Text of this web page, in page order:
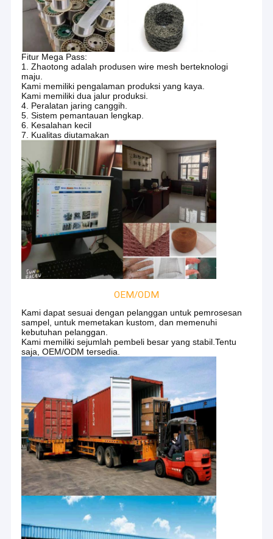
Mesin Cuci Wire Mesh
Bola Pembersih Stainless Steel
pita kawat rajutan
Peredam Bantalan Logam
Kain Rajutan Mesh
Tembaga Rajutan Mesh
Anyaman kawat
jala pad demister
Aluminium Foil Mesh
Aluminium Filter Mesh
Mesh Kawat Sinter
Fitur Mega Pass:
1. Zhaotong adalah produsen wire mesh berteknologi
maju.
Kami memiliki pengalaman produksi yang kaya.
Kami memiliki dua jalur produksi.
4. Peralatan jaring canggih.
5. Sistem pemantauan lengkap.
6. Kesalahan kecil
7. Kualitas diutamakan
OEM/ODM
Kami dapat sesuai dengan pelanggan untuk pemrosesan
sampel, untuk memetakan kustom, dan memenuhi
kebutuhan pelanggan.
Kami memiliki sejumlah pembeli besar yang stabil.Tentu
saja, OEM/ODM tersedia.
Kami produsen jujur ​​sedang menunggu untuk
membantu pembeli terpercaya Anda, pls jangan
ragu untuk menghubungi kami jika Anda ingin
memiliki pemahaman lebih lanjut tentang
perusahaan dan produk kami.Perusahaan kami
dapat menawarkan kualitas yang sangat baik
dengan pelayanan yang baik dengan harga yang
kompetitif di bawah lingkungan pasar yang sengit."